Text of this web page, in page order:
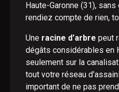
Haute-Garonne (31),
rendiez compte de rien,
Une racine d’arbre peut
dégâts considérables en
seulement sur la
tout votre réseau
important de ne pas